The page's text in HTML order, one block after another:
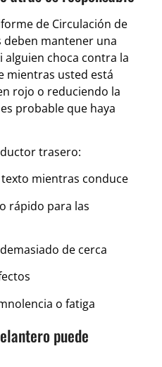
de Circulación de
deben mantener una
alguien choca contra la
mientras usted está
rojo o reduciendo la
probable que haya
trasero:
mientras conduce
rápido para las
de cerca
o fatiga
puede